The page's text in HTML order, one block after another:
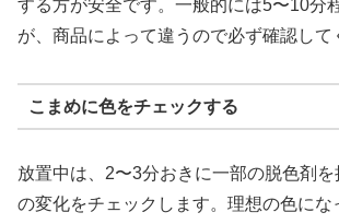
する方が安全です。一般的には5〜10分
が、商品によって違うので必ず確認して
こまめに色をチェックする
放置中は、2〜3分おきに一部の脱色剤
の変化をチェックします。理想の色にな